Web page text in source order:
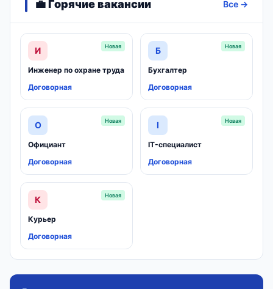
💼 Горячие вакансии Все →
И Новая
Инженер по охране труда
Договорная
Б Новая
Бухгалтер
Договорная
О Новая
Официант
Договорная
I Новая
IT-специалист
Договорная
К Новая
Курьер
Договорная